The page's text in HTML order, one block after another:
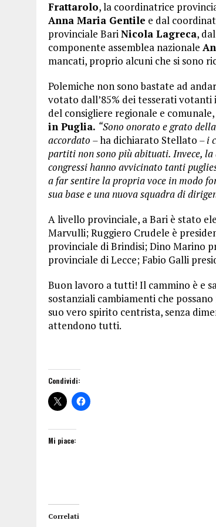
Frattarolo, la coordinatrice
Anna Maria Gentile e dal
provinciale BariNicola Lagreca,
componente assemblea nazionale
mancati, proprio alcuni che si sono
Polemiche non sono bastate ad
votato dall’85% dei tesserati
del consigliere regionale e
in Puglia. “Sono onorato e grato
accordato –ha dichiarato Stellato – i
partiti non sono più abituati. Invece,
congressi hanno avvicinato tanti
a far sentire la propria voce in modo
sua base e una nuova squadra di
A livello provinciale, a Bari è stato
Marvulli; Ruggiero Crudele è
provinciale di Brindisi; Dino Marino
provinciale di Lecce; Fabio Galli
Buon lavoro a tutti! Il cammino è e
sostanziali cambiamenti che
suo vero spirito centrista, senza
attendono tutti.
Condividi:
Mi piace:
Correlati